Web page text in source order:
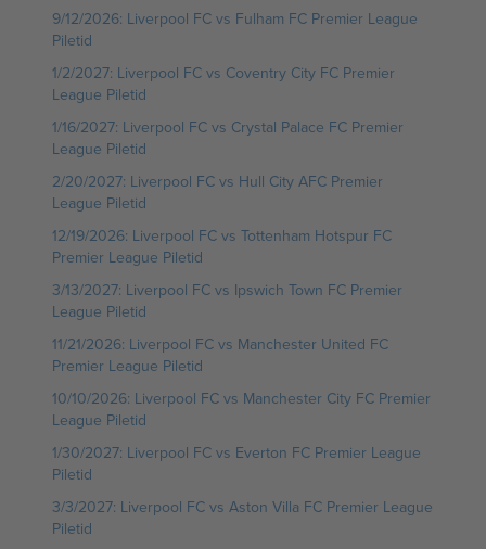
9/12/2026: Liverpool FC vs Fulham FC Premier League
Piletid
1/2/2027: Liverpool FC vs Coventry City FC Premier
League Piletid
1/16/2027: Liverpool FC vs Crystal Palace FC Premier
League Piletid
2/20/2027: Liverpool FC vs Hull City AFC Premier
League Piletid
12/19/2026: Liverpool FC vs Tottenham Hotspur FC
Premier League Piletid
3/13/2027: Liverpool FC vs Ipswich Town FC Premier
League Piletid
11/21/2026: Liverpool FC vs Manchester United FC
Premier League Piletid
10/10/2026: Liverpool FC vs Manchester City FC Premier
League Piletid
1/30/2027: Liverpool FC vs Everton FC Premier League
Piletid
3/3/2027: Liverpool FC vs Aston Villa FC Premier League
Piletid